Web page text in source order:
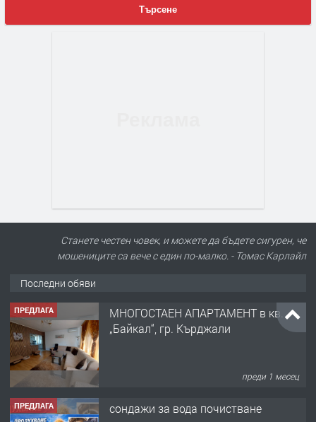
Търсене
Станете честен човек, и можете да бъдете сигурен, че
мошениците са вече с един по-малко. - Томас Карлайл
Последни обяви
ПРЕДЛАГА
МНОГОСТАЕН АПАРТАМЕНТ в кв.
„Байкал“, гр. Кърджали
преди 1 месец
ПРЕДЛАГА сондажи за вода почистване